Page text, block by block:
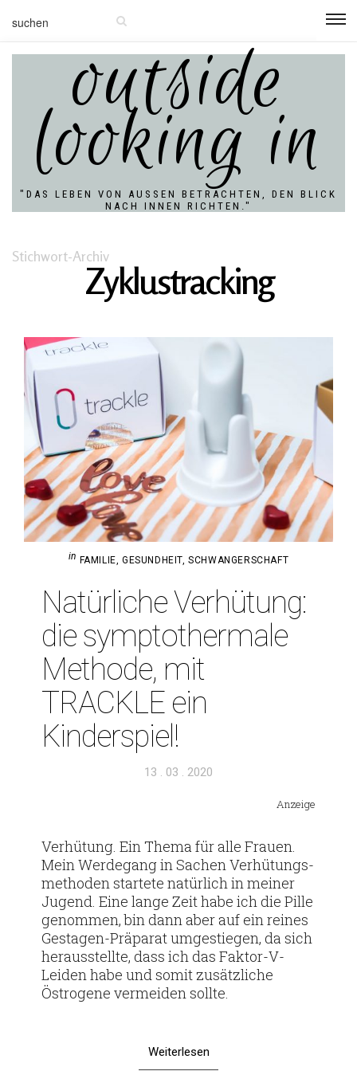
outside
looking in
"DAS LEBEN VON AUSSEN BETRACHTEN, DEN BLICK N
ACH INNEN RICHTEN."
Stichwort-Archiv
Zyklustracking
in FAMILIE, GESUNDHEIT,SCHWANGERSCHAFT
Natür­liche Ver­hü­tung:
die sym­pto­ther­male
Methode, mit
TRACKLE ein
Kinderspiel!
Veröffentlicht
13 . 03 . 2020
Anzeige
Ver­hü­tung. Ein Thema für alle Frauen.
Mein Wer­de­gang in Sachen Ver­hü­tungs­
me­thoden star­tete natür­lich in meiner
Jugend. Eine lange Zeit habe ich die Pille
genommen, bin dann aber auf ein reines
Ges­­tagen-Prä­­parat umge­stiegen, da sich
her­aus­stellte, dass ich das Faktor-V-
Leiden habe und somit zusätz­liche
Östro­gene ver­meiden sollte.
Weiterlesen